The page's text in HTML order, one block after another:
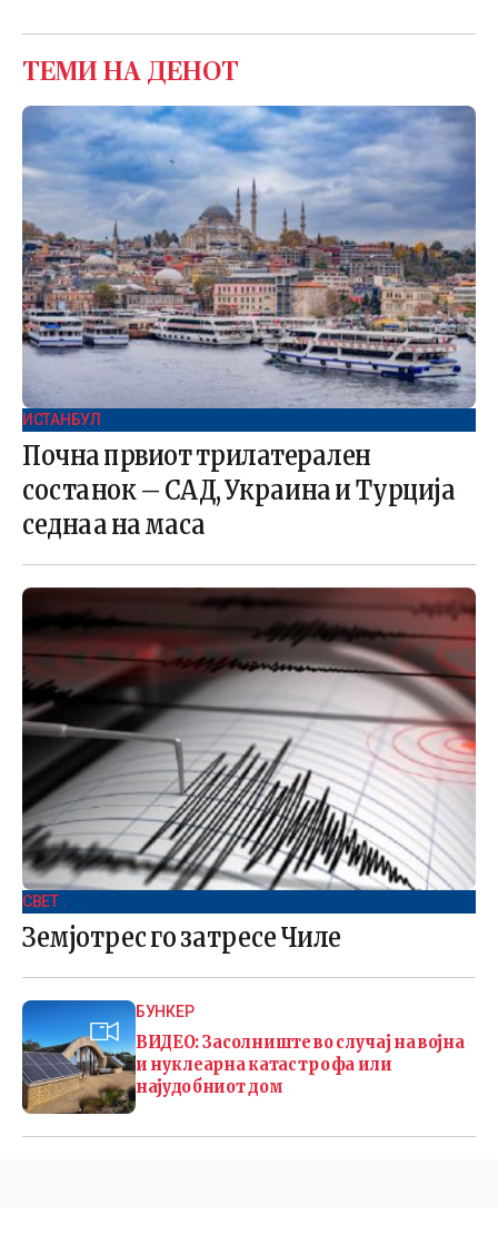
ТЕМИ НА ДЕНОТ
ИСТАНБУЛ
Почна првиот трилатерален
состанок – САД, Украина и Турција
седнаа на маса
СВЕТ .
Земјотрес го затресе Чиле
БУНКЕР
ВИДЕО: Засолниште во случај на војна
и нуклеарна катастрофа или
најудобниот дом